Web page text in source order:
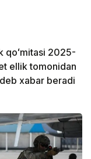
qoʻmitasi 2025-
ellik tomonidan
xabar beradi